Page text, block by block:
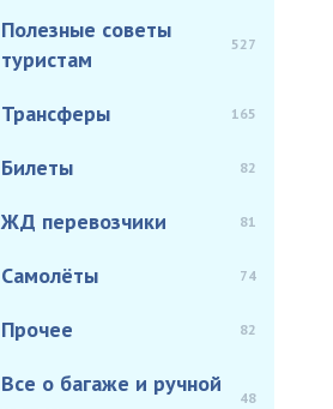
Полезные советы
туристам
527
Трансферы 165
Билеты 82
ЖД перевозчики 81
Самолёты 74
Прочее 82
Все о багаже и ручной
48